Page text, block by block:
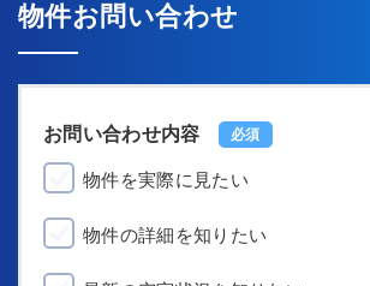
物件お問い合わせ